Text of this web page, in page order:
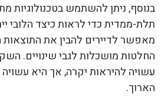
בנוסף, ניתן להשתמש בטכנולוגיות
תלת-ממדית כדי לראות כיצד הלובי
מאפשר לדיירים להבין את התוצאות
החלטות מושכלות לגבי שינויים.
עשויה להיראות יקרה, אך היא עשויה
הארוך.